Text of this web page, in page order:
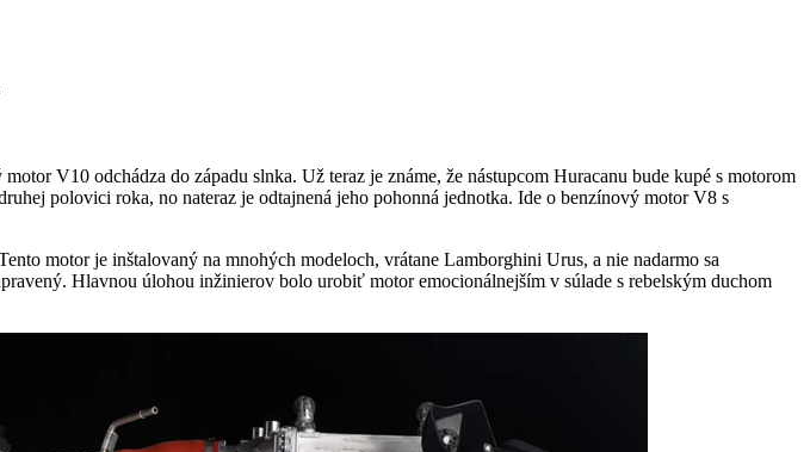
V10 odchádza do západu slnka. Už teraz je známe, že nástupcom Huracanu bude kupé s motorom
polovici roka, no nateraz je odtajnená jeho pohonná jednotka. Ide o benzínový motor V8 s
motor je inštalovaný na mnohých modeloch, vrátane Lamborghini Urus, a nie nadarmo sa
Hlavnou úlohou inžinierov bolo urobiť motor emocionálnejším v súlade s rebelským duchom